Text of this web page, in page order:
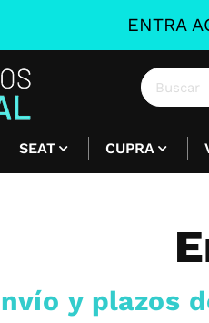
ENTRA
SEAT CUPRA
y plazos